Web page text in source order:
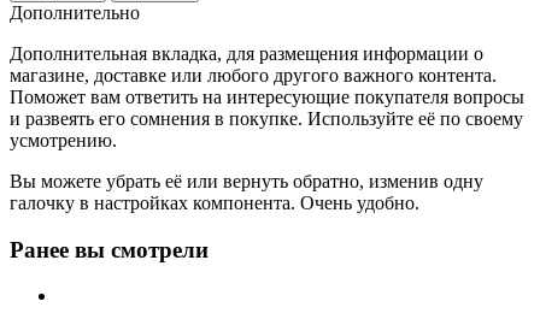
Дополнительно
Дополнительная вкладка, для размещения информации о
магазине, доставке или любого другого важного контента.
Поможет вам ответить на интересующие покупателя вопросы
и развеять его сомнения в покупке. Используйте её по своему
усмотрению.
Вы можете убрать её или вернуть обратно, изменив одну
галочку в настройках компонента. Очень удобно.
Ранее вы смотрели